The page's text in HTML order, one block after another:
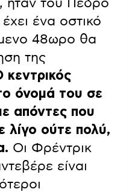
ήταν του Πέδρο
ένα οστικό
48ωρο θα
της
κεντρικός
όνομά του σε
απόντες που
λίγο ούτε πολύ,
Οι Φρέντρικ
είναι